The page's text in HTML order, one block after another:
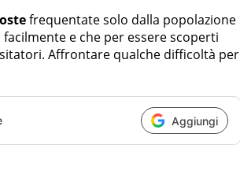
frequentate solo dalla popolazione
e che per essere scoperti
Affrontare qualche difficoltà per
Aggiungi